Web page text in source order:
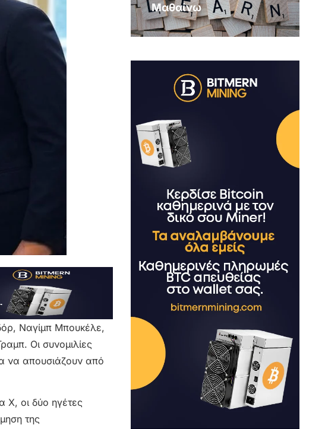
Ναγίμπ Μπουκέλε,
Οι συνομιλίες
να απουσιάζουν από
Χ, οι δύο ηγέτες
της
Μαθαίνω